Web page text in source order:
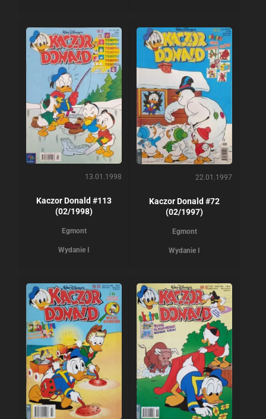
13.01.1998
Kaczor Donald #113
(02/1998)
Egmont
Wydanie I
22.01.1997
Kaczor Donald #72
(02/1997)
Egmont
Wydanie I